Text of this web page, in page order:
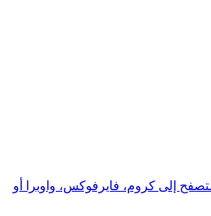
إلى كروم، فايرفوكس، واوبرا أو